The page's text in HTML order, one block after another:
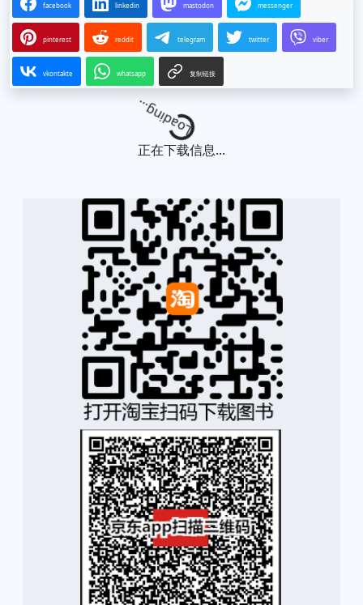
facebook linkedin mastodon messenger
pinterest reddit telegram twitter viber
vkontakte whatsapp 复制链接
Loading...
正在下载信息...